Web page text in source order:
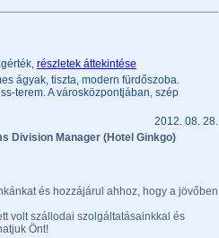
részletek áttekintése
ágyak, tiszta, modern fürdőszoba.
terem. A városközpontjában, szép
2012. 08. 28.
Division Manager (Hotel Ginkgo)
és hozzájárul ahhoz, hogy a jövőben
volt szállodai szolgáltatásainkkal és
Önt!